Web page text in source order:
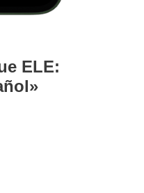
ELE: